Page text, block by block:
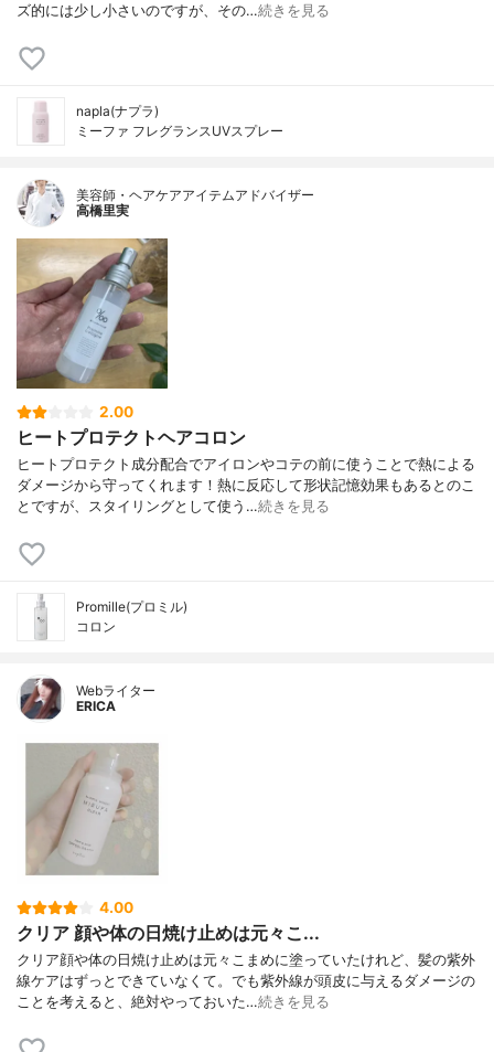
ズ的には少し小さいのですが、その…続きを見る
napla(ナプラ)
ミーファ フレグランスUVスプレー
美容師・ヘアケアアイテムアドバイザー
高橋里実
2.00
ヒートプロテクトヘアコロン
ヒートプロテクト成分配合でアイロンやコテの前に使うことで熱による
ダメージから守ってくれます！熱に反応して形状記憶効果もあるとのこ
とですが、スタイリングとして使う…続きを見る
Promille(プロミル)
コロン
Webライター
ERICA
4.00
クリア 顔や体の日焼け止めは元々こ...
クリア顔や体の日焼け止めは元々こまめに塗っていたけれど、髪の紫外
線ケアはずっとできていなくて。でも紫外線が頭皮に与えるダメージの
ことを考えると、絶対やっておいた…続きを見る